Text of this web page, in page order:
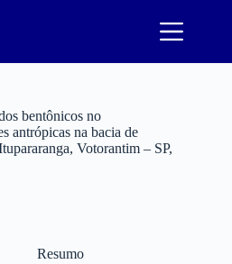
bentônicos no
antrópicas na bacia de
Votorantim – SP,
Resumo